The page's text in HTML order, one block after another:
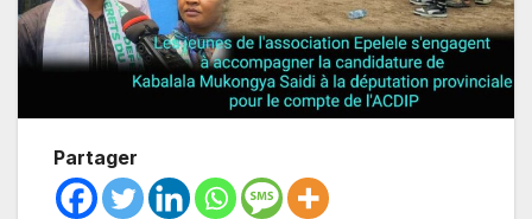
Partager